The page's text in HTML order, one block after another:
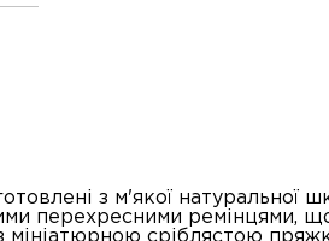
з м'якої натуральної
перехресними ремінцями,
мініатюрною сріблястою